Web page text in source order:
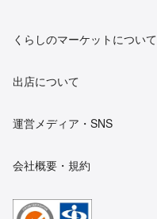
くらしのマーケットについて
出店について
運営メディア・SNS
会社概要・規約